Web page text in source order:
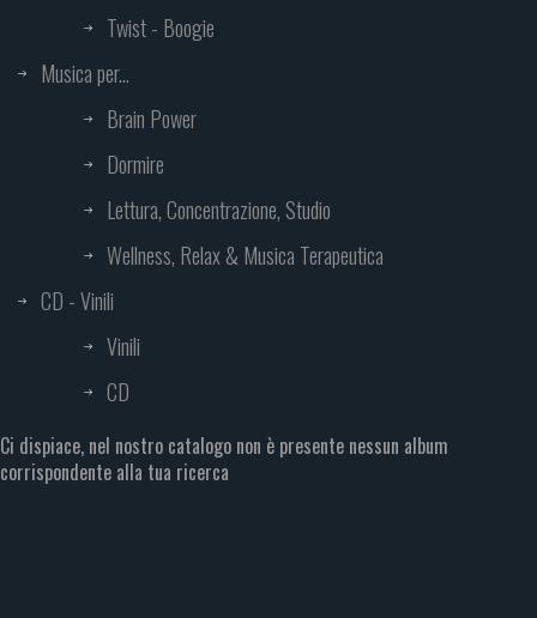
Twist - Boogie
Musica per...
Brain Power
Dormire
Lettura, Concentrazione, Studio
Wellness, Relax & Musica Terapeutica
CD - Vinili
Vinili
CD
Ci dispiace, nel nostro catalogo non è presente nessun album
corrispondente alla tua ricerca